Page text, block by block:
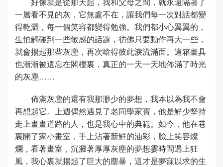
一層看不見的灰，它無處不在，讓我們每一次對話都變
得乾澀，每一個笑容都變得勉強。我們都小心翼翼的，
生怕觸碰到一些敏感的話題，彷佛只要動作再大一些，
就會揚起那些灰塵，再次嗆得彼此淚流滿面。這箱畫具
也漸漸被遺忘在閣樓裏，真正的一天一天地佈滿了時光
的灰塵……
佈滿灰塵的還有我那渺少的夢想，我本以為我不會
再想起它。上週偶然遇見了老同學家寶，他是鮮少堅持
走上畫畫道路的人，也是我心中的典範。如今，他在巷
裏開了家小畫室，手上沾著新鮮的油彩，臉上笑容燦
爛，看著畫室，沉澱著厚厚灰塵的夢想霎時間遇上狂
風，我心裏就揚起了巨大的塵暴，這才是夢寐以求的生